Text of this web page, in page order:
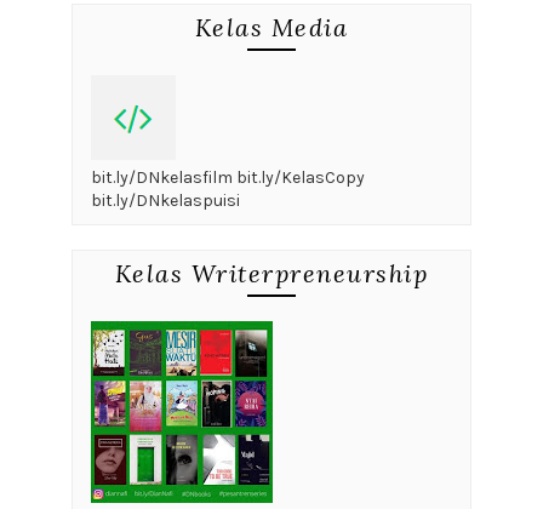
Kelas Media
bit.ly/DNkelasfilm bit.ly/KelasCopy
bit.ly/DNkelaspuisi
Kelas Writerpreneurship